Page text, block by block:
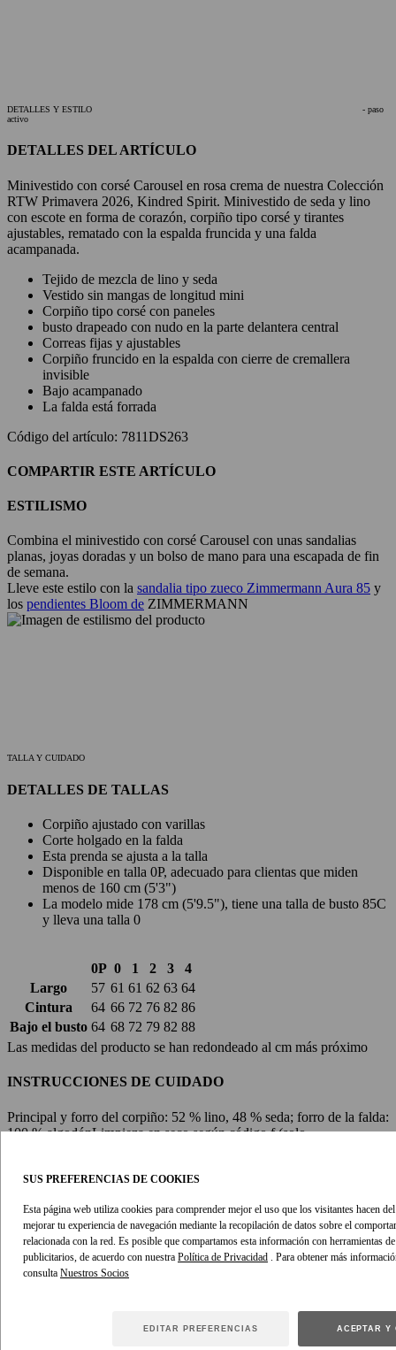
SUS PREFERENCIAS DE COOKIES
Esta página web utiliza cookies para comprender mejor el uso que los visitantes hacen
mejorar tu experiencia de navegación mediante la recopilación de datos sobre el
relacionada con la red. Es posible que compartamos esta información con herramientas
publicitarios, de acuerdo con nuestra Política de Privacidad . Para obtener más
consulta
EDITAR PREFERENCIAS ACEPTAR Y
DETALLES Y ESTILO
- paso
activo
DETALLES DEL ARTÍCULO
Minivestido con corsé Carousel en rosa crema de nuestra Colección
RTW Primavera 2026, Kindred Spirit. Minivestido de seda y lino
con escote en forma de corazón, corpiño tipo corsé y tirantes
ajustables, rematado con la espalda fruncida y una falda
acampanada.
Tejido de mezcla de lino y seda
Vestido sin mangas de longitud mini
Corpiño tipo corsé con paneles
busto drapeado con nudo en la parte delantera central
Correas fijas y ajustables
Corpiño fruncido en la espalda con cierre de cremallera
invisible
Bajo acampanado
La falda está forrada
Código del artículo: 7811DS263
COMPARTIR ESTE ARTÍCULO
ESTILISMO
Combina el minivestido con corsé Carousel con unas sandalias
planas, joyas doradas y un bolso de mano para una escapada de fin
de semana.
Lleve este estilo con la sandalia tipo zueco Zimmermann Aura 85 y
los pendientes Bloom de ZIMMERMANN
TALLA Y CUIDADO
DETALLES DE TALLAS
Corpiño ajustado con varillas
Corte holgado en la falda
Esta prenda se ajusta a la talla
Disponible en talla 0P, adecuado para clientas que miden
menos de 160 cm (5'3")
La modelo mide 178 cm (5'9.5"), tiene una talla de busto 85C
y lleva una talla 0
0P 0 1 2 3
4
Largo
57 61 61 62 63 64
Cintura
64 66 72 76 82 86
Bajo el busto 64 68 72 79 82 88
Las medidas del producto se han redondeado al cm más próximo
INSTRUCCIONES DE CUIDADO
Principal y forro del corpiño: 52 % lino, 48 % seda; forro de la falda:
100 % algodónLimpieza en seco según código f (solo
con un paño protector.Solo vapor ligero.
Consulta siempre la etiqueta o tarjeta de cuidado para ver las
instrucciones específicas.